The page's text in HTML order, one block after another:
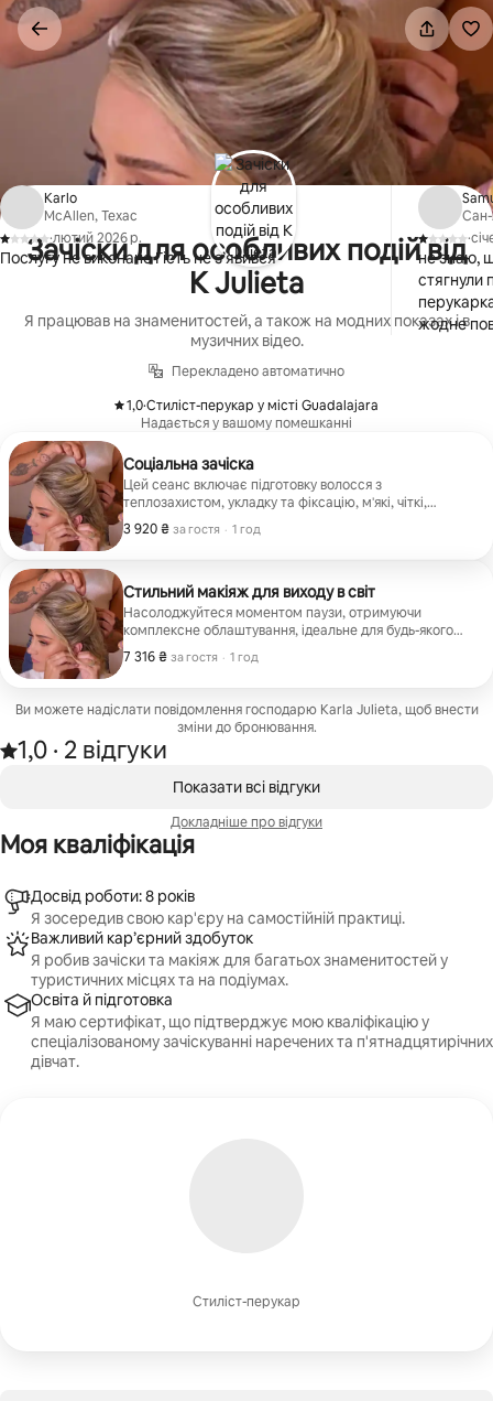
Перейти
вмісту
Зачіски для особливих подій від
K Julieta
Я працював на знаменитостей, а також на модних показах і в
музичних відео.
Перекладено автоматично
1,0
, ·Стиліст-перукар у місті Guadalajara
Надається у вашому помешканні
Соціальна зачіска
Цей сеанс включає підготовку волосся з
теплозахистом, укладку та фіксацію, м'які, чіткі,
напіввідведені або повністю відведені назад хвилі,
фінальні штрихи з використанням засобів,
невеликі наповнювачі.
3 920 ₴ за гостя
3 920 ₴ за гостя
, · 1 год
Стильний макіяж для виходу в світ
Насолоджуйтеся моментом паузи, отримуючи
комплексне облаштування, ідеальне для будь-якого
типу заходу. Сеанс включає укладку волосся хвилями,
напіврозпущене або зібране волосся, повну
для тривалого застосування, накладні вії, стійкий
макіяж на весь день і міні-ретушування губ наприкінці.
7 316 ₴ за гостя
7 316 ₴ за гостя
, · 1 год
Ви можете надіслати повідомлення господарю Karla Julieta, щоб внести
зміни до бронювання.
Оцінка: 1,0 з 5 зірок на основі 2 відгуків.
1,0
, · 2 відгуки
Karlo
McAllen, Техас
,
·лютий 2026 р.
Послугу не виконано Гість не з’явився
Сан-
,
·
не знаю,
стягнули
жодне
Показати всі відгуки
Докладніше про відгуки
Моя кваліфікація
Стиліст-перукар
Досвід роботи: 8 років
Я зосередив свою кар'єру на самостійній практиці.
Важливий кар’єрний здобуток
Я робив зачіски та макіяж для багатьох знаменитостей у
туристичних місцях та на подіумах.
Освіта й підготовка
Я маю сертифікат, що підтверджує мою кваліфікацію у
спеціалізованому зачіскуванні наречених та п'ятнадцятирічних
дівчат.